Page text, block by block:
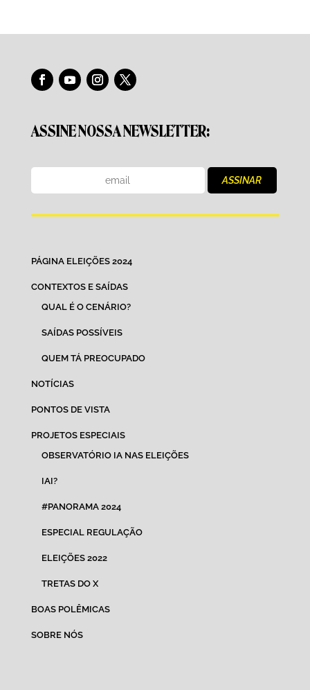
ASSINE NOSSA NEWSLETTER:
PÁGINA ELEIÇÕES 2024
CONTEXTOS E SAÍDAS
QUAL É O CENÁRIO?
SAÍDAS POSSÍVEIS
QUEM TÁ PREOCUPADO
NOTÍCIAS
PONTOS DE VISTA
PROJETOS ESPECIAIS
OBSERVATÓRIO IA NAS ELEIÇÕES
IAI?
#PANORAMA 2024
ESPECIAL REGULAÇÃO
ELEIÇÕES 2022
TRETAS DO X
BOAS POLÊMICAS
SOBRE NÓS